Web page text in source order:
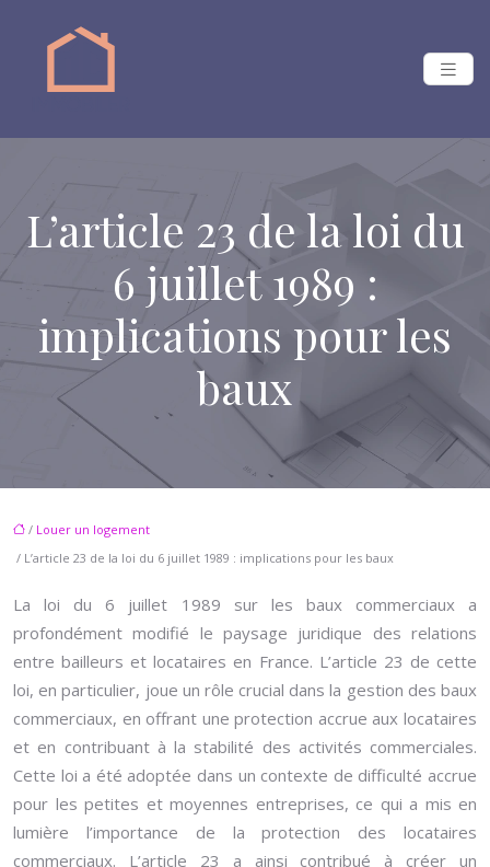
L’article 23 de la loi du
6 juillet 1989 :
implications pour les
baux
/ Louer un logement
/ L’article 23 de la loi du 6 juillet 1989 : implications pour les baux
La loi du 6 juillet 1989 sur les baux commerciaux a
profondément modifié le paysage juridique des relations
entre bailleurs et locataires en France. L’article 23 de cette
loi, en particulier, joue un rôle crucial dans la gestion des baux
commerciaux, en offrant une protection accrue aux locataires
et en contribuant à la stabilité des activités commerciales.
Cette loi a été adoptée dans un contexte de difficulté accrue
pour les petites et moyennes entreprises, ce qui a mis en
lumière l’importance de la protection des locataires
commerciaux. L’article 23 a ainsi contribué à créer un